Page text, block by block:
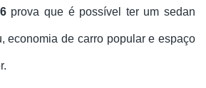
prova que é possível ter um sedan
economia de carro popular e espaço